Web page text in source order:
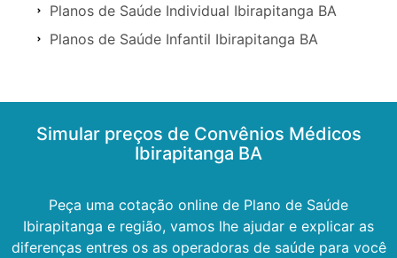
Planos de Saúde Individual Ibirapitanga BA
Planos de Saúde Infantil Ibirapitanga BA
Simular preços de Convênios Médicos
Ibirapitanga BA
Peça uma cotação online de Plano de Saúde
Ibirapitanga e região, vamos lhe ajudar e explicar as
diferenças entres os as operadoras de saúde para você